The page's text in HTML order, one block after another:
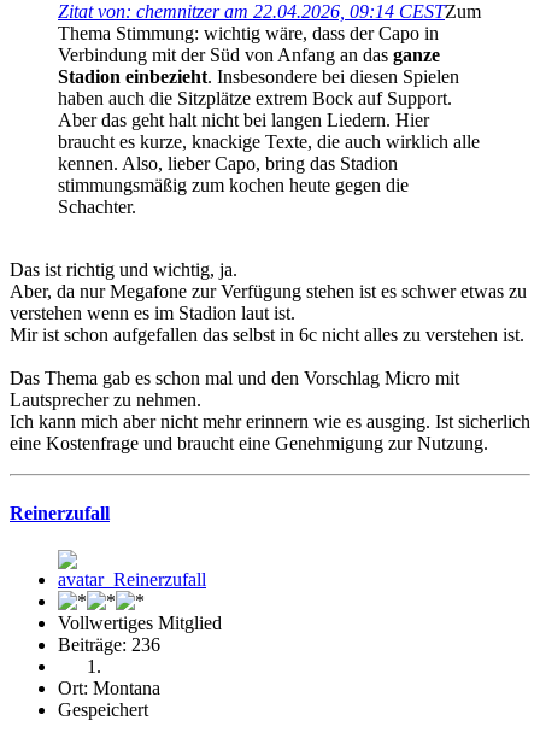
Zitat von: chemnitzer am 22.04.2026, 09:14 CESTZum
Thema Stimmung: wichtig wäre, dass der Capo in
Verbindung mit der Süd von Anfang an das ganze
Stadion einbezieht. Insbesondere bei diesen Spielen
haben auch die Sitzplätze extrem Bock auf Support.
Aber das geht halt nicht bei langen Liedern. Hier
braucht es kurze, knackige Texte, die auch wirklich alle
kennen. Also, lieber Capo, bring das Stadion
stimmungsmäßig zum kochen heute gegen die
Schachter.
Das ist richtig und wichtig, ja.
Aber, da nur Megafone zur Verfügung stehen ist es schwer etwas zu
verstehen wenn es im Stadion laut ist.
Mir ist schon aufgefallen das selbst in 6c nicht alles zu verstehen ist.
Das Thema gab es schon mal und den Vorschlag Micro mit
Lautsprecher zu nehmen.
Ich kann mich aber nicht mehr erinnern wie es ausging. Ist sicherlich
eine Kostenfrage und braucht eine Genehmigung zur Nutzung.
Reinerzufall
Vollwertiges Mitglied
Beiträge: 236
Ort: Montana
Gespeichert